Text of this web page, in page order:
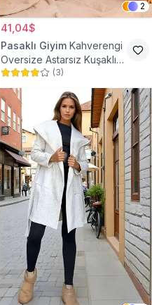
2
41,04$
Pasaklı Giyim Kahverengi
Oversize Astarsız Kuşaklı
Tesettür Kaban
(3)